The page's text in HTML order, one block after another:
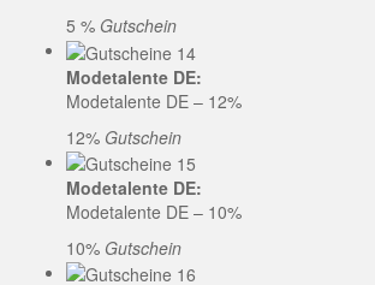
5 % Gutschein
Modetalente DE:
Modetalente DE – 12%
12% Gutschein
Modetalente DE:
Modetalente DE – 10%
10% Gutschein